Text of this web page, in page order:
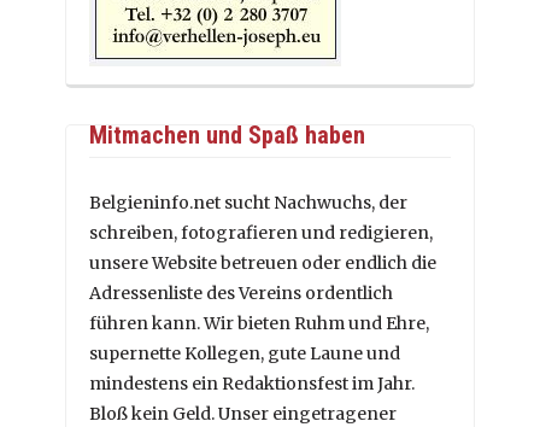
Mitmachen und Spaß haben
Belgieninfo.net sucht Nachwuchs, der
schreiben, fotografieren und redigieren,
unsere Website betreuen oder endlich die
Adressenliste des Vereins ordentlich
führen kann. Wir bieten Ruhm und Ehre,
supernette Kollegen, gute Laune und
mindestens ein Redaktionsfest im Jahr.
Bloß kein Geld. Unser eingetragener